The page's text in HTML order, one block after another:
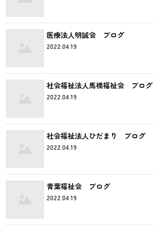
医療法人明誠会 ブログ
2022.04.19
社会福祉法人馬橋福祉会 ブログ
2022.04.19
社会福祉法人ひだまり ブログ
2022.04.19
青葉福祉会 ブログ
2022.04.19